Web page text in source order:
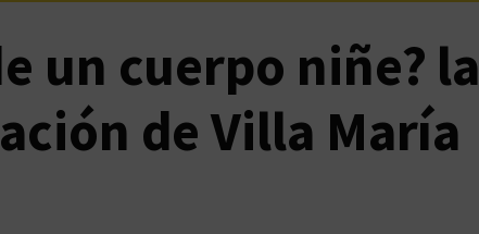
un cuerpo niñe? la
de Villa María